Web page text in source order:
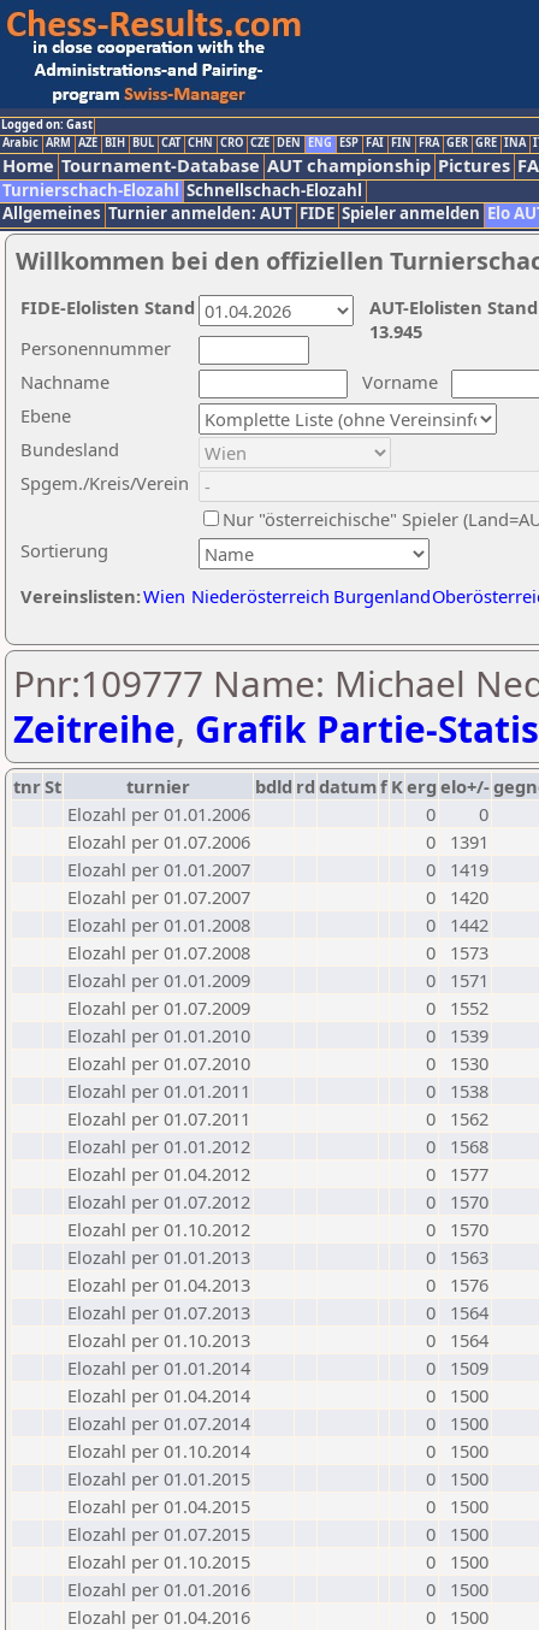
Logged on: Gast
Arabic ARM AZE BIH BUL CAT CHN CRO CZE DEN ENG ESP FAI FIN FRA GER GRE INA
Home Tournament-Database AUT championship Pictures
Turnierschach-Elozahl Schnellschach-Elozahl
Allgemeines Turnier anmelden: AUT FIDE Spieler anmelden Elo
Willkommen bei den offiziellen
Nachname
Vorname
Ebene
Sortierung
Personennummer
Bundesland
Spgem./Kreis/Verein
Nur "österreichische" Spieler
Vereinslisten:Wien Niederösterreich Burgenland
AUT-Elolisten
13.945
FIDE-Elolisten Stand
Pnr:109777 Name: Michael
Zeitreihe, Grafik Partie-
tnrSt turnier bdld rd datumf Kerg elo+/-
Elozahl per 01.01.2006
0
0
Elozahl per 01.07.2006
0
1391
Elozahl per 01.01.2007
0
1419
Elozahl per 01.07.2007
0
1420
Elozahl per 01.01.2008
0
1442
Elozahl per 01.07.2008
0
1573
Elozahl per 01.01.2009
0
1571
Elozahl per 01.07.2009
0
1552
Elozahl per 01.01.2010
0
1539
Elozahl per 01.07.2010
0
1530
Elozahl per 01.01.2011
0
1538
Elozahl per 01.07.2011
0
1562
Elozahl per 01.01.2012
0
1568
Elozahl per 01.04.2012
0
1577
Elozahl per 01.07.2012
0
1570
Elozahl per 01.10.2012
0
1570
Elozahl per 01.01.2013
0
1563
Elozahl per 01.04.2013
0
1576
Elozahl per 01.07.2013
0
1564
Elozahl per 01.10.2013
0
1564
Elozahl per 01.01.2014
0
1509
Elozahl per 01.04.2014
0
1500
Elozahl per 01.07.2014
0
1500
Elozahl per 01.10.2014
0
1500
Elozahl per 01.01.2015
0
1500
Elozahl per 01.04.2015
0
1500
Elozahl per 01.07.2015
0
1500
Elozahl per 01.10.2015
0
1500
Elozahl per 01.01.2016
0
1500
Elozahl per 01.04.2016
0
1500